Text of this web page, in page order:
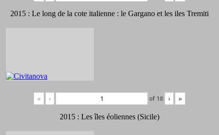
2015 : Le long de la cote italienne : le Gargano et les iles Tremiti
« ‹ of 18 › »
2015 : Les îles éoliennes (Sicile)